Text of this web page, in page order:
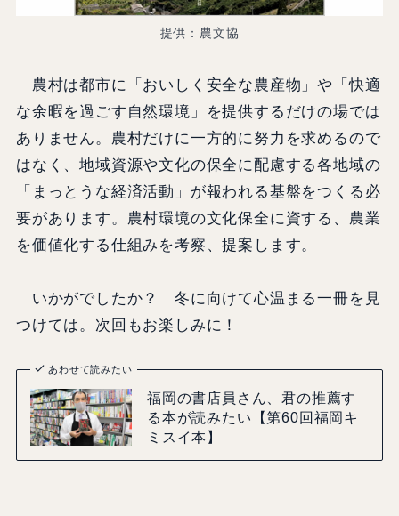
提供：農文協
農村は都市に「おいしく安全な農産物」や「快適
な余暇を過ごす自然環境」を提供するだけの場では
ありません。農村だけに一方的に努力を求めるので
はなく、地域資源や文化の保全に配慮する各地域の
「まっとうな経済活動」が報われる基盤をつくる必
要があります。農村環境の文化保全に資する、農業
を価値化する仕組みを考察、提案します。
いかがでしたか？ 冬に向けて心温まる一冊を見
つけては。次回もお楽しみに！
あわせて読みたい
福岡の書店員さん、君の推薦す
る本が読みたい【第60回福岡キ
ミスイ本】